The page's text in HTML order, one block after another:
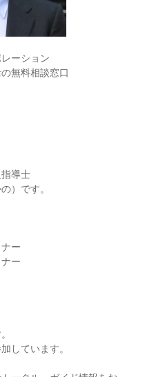
ーション
無料相談窓口
導士
）です。
ー
ー
しています。